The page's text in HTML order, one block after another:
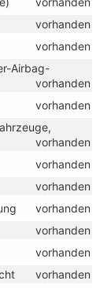
vorhanden
vorhanden
Airbag-
vorhanden
vorhanden
vorhanden
vorhanden
vorhanden
vorhanden
vorhanden
vorhanden
vorhanden